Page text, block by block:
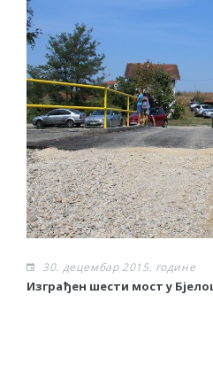
30. децембар 2015. године
Изграђен шести мост у